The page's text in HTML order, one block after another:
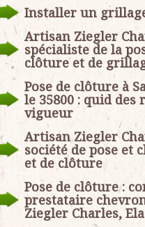
Installer un
Artisan Ziegler
spécialiste de la
clôture et de
Pose de clôture à
le 35800 : quid
vigueur
Artisan Ziegler
société de pose et
et de clôture
Pose de clôture :
prestataire
Ziegler Charles,